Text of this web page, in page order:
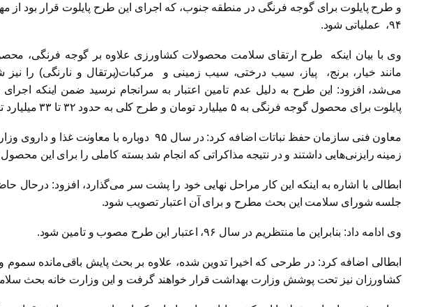
و طرح پایلوت برای گوجه فرنگی در منطقه جنوب، که اجرای این طرح پایلوت قرار بود از
۹۴، عملیاتی شود.
وی با بیان اینکه طرح ارتقای سلامت محصولات کشاورزی علاوه بر گوجه فرنگی،
مانند خیار، برنج، پیاز، سیب درختی، سیب زمینی و مرکبات(پرتقال و نارنگی) را نیز
می‌شد، افزود: این طرح به دلیل عدم تامین اعتبار به سرانجام نرسید ضمن اینکه
پایلوت برای محصول گوجه فرنگی به ۵ میلیارد تومان و طرح کلی به حدود ۳۲ تا ۳۳ میلیارد تومان اعتبار نیاز داشت.
معاون فنی سازمان حفظ نباتات اضافه کرد: در
زمینه رایزنی‌هایی داشتند و در نتیجه مذاکراتی که انجام شد بسته کاملی را برای این
ابطالی با اشاره به اینکه این کار مراحل نهایی خود را پشت سر می‌گذارد، افزود:
جلسه شورای سلامت این بحث مطرح و برای آن اعتبار تصویب شود.
وی ادامه داد: بنابراین ما منتظریم در سال ۹۶، اعتبار این طرح مصوب و تامین شود.
ابطالی اضافه کرد: در طرحی که اخیرا تدوین شده، علاوه بر بحث پایش باقی‌مانده
کشاورزان نیز تحت پوشش وزارت بهداشت قرار خواهند گرفت و این وزارت خانه بحث